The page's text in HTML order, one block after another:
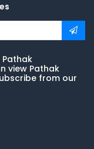
view Pathak
from our